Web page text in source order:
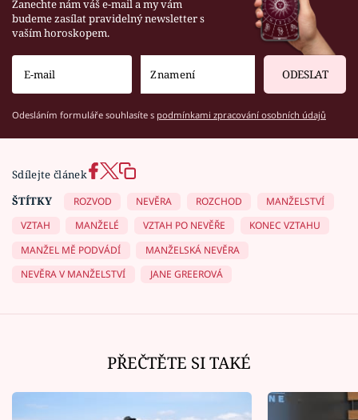
Zanechte nám váš e-mail a my vám
budeme zasílat pravidelný newsletter s
vaším horoskopem.
ODESLAT
Odesláním formuláře souhlasíte s podmínkami zpracování osobních údajů
Sdílejte článek
ŠTÍTKY
ROZVOD NEVĚRA ROZCHOD
MANŽELSTVÍ
VZTAH
MANŽELÉ VZTAH PO NEVĚŘE
KONEC VZTAHU
MANŽEL MĚ PODVÁDÍ
MANŽELSKÁ NEVĚRA
NEVĚRA V MANŽELSTVÍ
JANE GREEROVÁ
PŘEČTĚTE SI TAKÉ